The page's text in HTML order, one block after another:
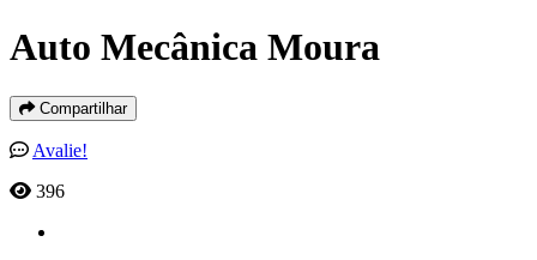
Auto Mecânica Moura
Compartilhar
Avalie!
396